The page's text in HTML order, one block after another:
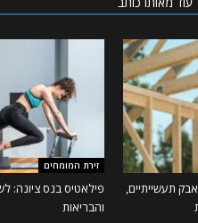
תעשייתיים,
זירת המומחים
פילאטיס בנס ציונה:
והבריאות